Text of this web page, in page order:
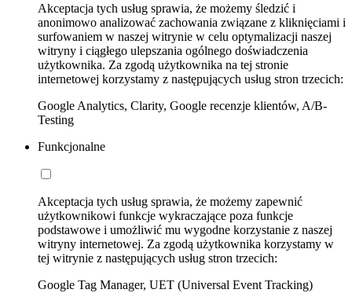
Akceptacja tych usług sprawia, że możemy śledzić i
anonimowo analizować zachowania związane z kliknięciami i
surfowaniem w naszej witrynie w celu optymalizacji naszej
witryny i ciągłego ulepszania ogólnego doświadczenia
użytkownika. Za zgodą użytkownika na tej stronie
internetowej korzystamy z następujących usług stron trzecich:
Google Analytics, Clarity, Google recenzje klientów, A/B-
Testing
Funkcjonalne
Akceptacja tych usług sprawia, że możemy zapewnić
użytkownikowi funkcje wykraczające poza funkcje
podstawowe i umożliwić mu wygodne korzystanie z naszej
witryny internetowej. Za zgodą użytkownika korzystamy w
tej witrynie z następujących usług stron trzecich:
Google Tag Manager, UET (Universal Event Tracking)